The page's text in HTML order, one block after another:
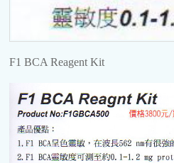
F1 BCA Reagent Kit